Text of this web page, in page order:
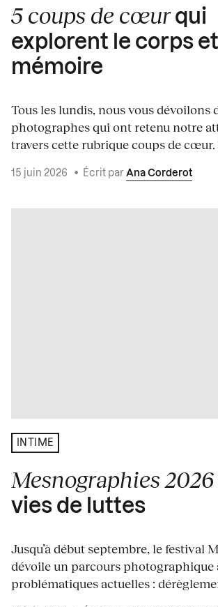
5 coups de cœurqui
explorent le corps
mémoire
Tous les lundis, nous vous dévoilons
photographes qui ont retenu notre
travers cette rubrique coups de cœur.
15 juin 2026 • Écrit par Ana Corderot
INTIME
Mesnographies 2026
vies de luttes
Jusqu’à début septembre, le festival
dévoile un parcours photographique
problématiques actuelles :